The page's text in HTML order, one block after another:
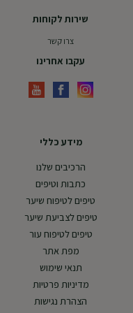
מידע כללי
הרכיבים שלנו
כתבות וטיפים
טיפים לטיפוח שיער
טיפים לצביעת שיער
טיפים לטיפוח עור
מפת אתר
תנאי שימוש
מדיניות פרטיות
הצהרת נגישות
שירות לקוחות
צרו קשר
עקבו אחרינו